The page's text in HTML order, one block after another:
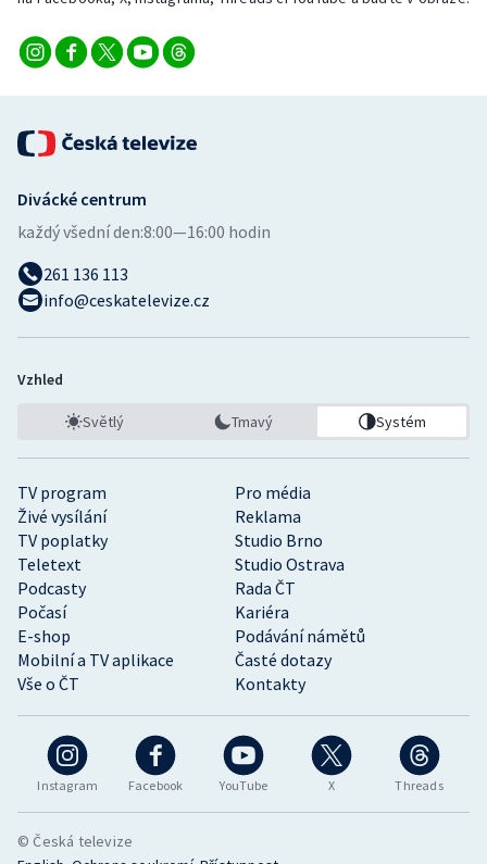
Veslování
Vodní slalom
Instagram Facebook YouTube X Threads
TV program
Pro média
Živé vysílání
Reklama
TV poplatky
Studio Brno
Teletext
Studio Ostrava
Podcasty
Rada ČT
Počasí
Kariéra
E-shop
Podávání námětů
Mobilní a TV aplikace
Časté dotazy
Vše o ČT
Kontakty
Divácké centrum
každý všední den:8:00—16:00 hodin
261 136 113
info@ceskatelevize.cz
Vzhled
Světlý Tmavý Systém
© Česká televize